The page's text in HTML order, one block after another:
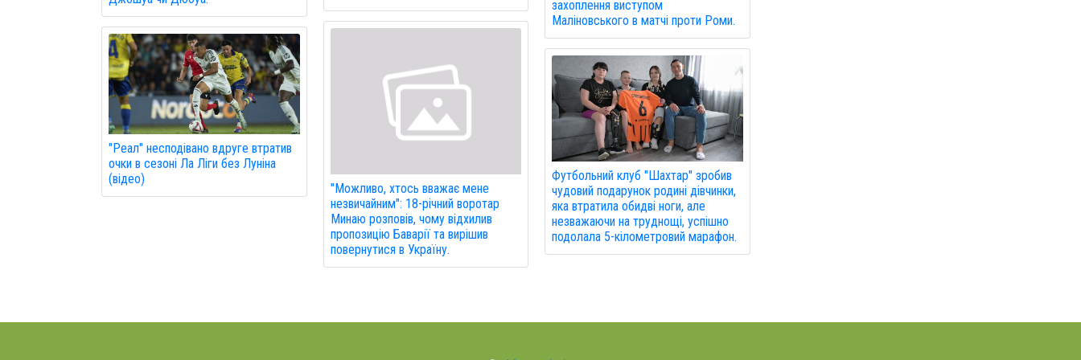
"Реал" несподівано вдруге втратив
очки в сезоні Ла Ліги без Луніна
(відео)
"Можливо, хтось вважає мене
незвичайним": 18-річний воротар
Минаю розповів, чому відхилив
пропозицію Баварії та вирішив
повернутися в Україну.
захоплення виступом
Маліновського в матчі проти Роми.
Футбольний клуб "Шахтар" зробив
чудовий подарунок родині дівчинки,
яка втратила обидві ноги, але
незважаючи на труднощі, успішно
подолала 5-кілометровий марафон.